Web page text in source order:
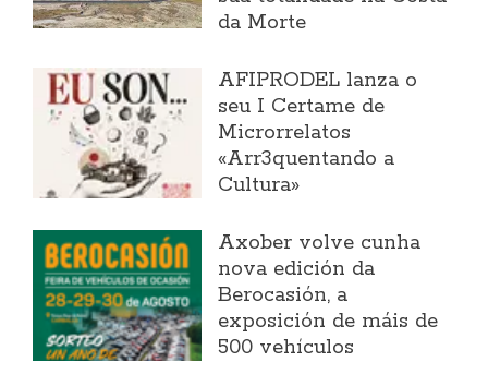
da Morte
AFIPRODEL lanza o
seu I Certame de
Microrrelatos
«Arr3quentando a
Cultura»
Axober volve cunha
nova edición da
Berocasión, a
exposición de máis de
500 vehículos